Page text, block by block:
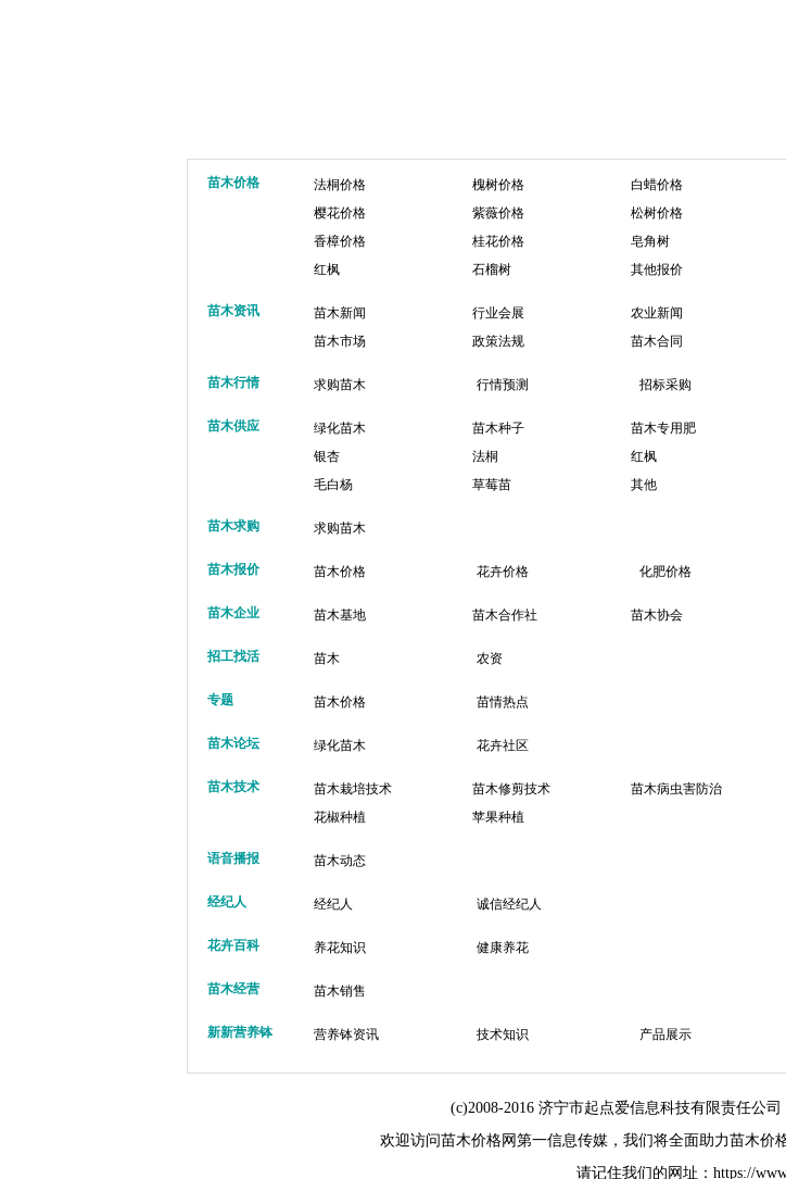
苗木价格 法桐价格 槐树价格 白蜡价格
樱花价格
紫薇价格 松树价格
香樟价格
桂花价格 皂角树
红枫
石榴树 其他报价
苗木资讯 苗木新闻 行业会展 农业新闻
苗木市场
政策法规 苗木合同
苗木行情 求购苗木 行情预测 招标采购
苗木供应 绿化苗木 苗木种子 苗木专用肥
银杏
法桐 红枫
毛白杨
草莓苗 其他
苗木求购 求购苗木
苗木报价 苗木价格 花卉价格 化肥价格
苗木企业 苗木基地 苗木合作社 苗木协会
招工找活 苗木 农资
专题 苗木价格 苗情热点
苗木论坛 绿化苗木 花卉社区
苗木技术 苗木栽培技术 苗木修剪技术 苗木病虫害防治
花椒种植
苹果种植
语音播报 苗木动态
经纪人 经纪人 诚信经纪人
花卉百科 养花知识 健康养花
苗木经营 苗木销售
新新营养钵 营养钵资讯 技术知识 产品展示
(c)2008-2016 济宁市起点爱信息科技有限责任公司
欢迎访问苗木价格网第一信息传媒，我们将全面助力苗木价
请记住我们的网址：https://